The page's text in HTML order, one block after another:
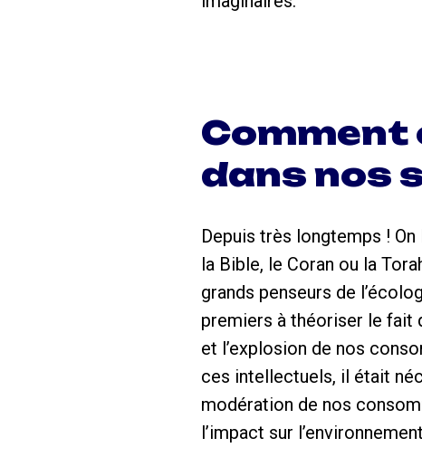
Comment
dans nos
Depuis très longtemps !
la Bible, le Coran ou la
grands penseurs de
premiers à théoriser le fait
et l’explosion de nos
ces intellectuels, il était
modération de nos
l’impact sur